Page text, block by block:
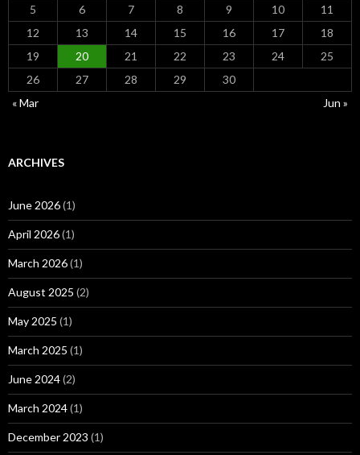
5
6 7 8 9 10
11
12
13 14 15 16 17
18
19
20 21 22 23 24
25
26
27 28 29
30
« Mar
Jun »
ARCHIVES
June 2026(1)
April 2026(1)
March 2026(1)
August 2025 (2)
May 2025 (1)
March 2025 (1)
June 2024(2)
March 2024(1)
December 2023 (1)